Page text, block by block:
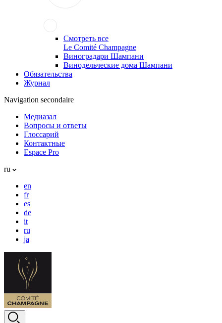
Смотреть все
Le Comité Champagne
Виноградари Шампани
Винодельческие дома Шампани
Обязательства
Журнал
Navigation secondaire
Медиазал
Вопросы и ответы
Глоссарий
Контактные
Espace Pro
ru
en
fr
es
de
it
ru
ja